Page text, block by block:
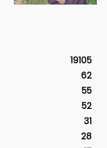
19105
62
55
52
31
28